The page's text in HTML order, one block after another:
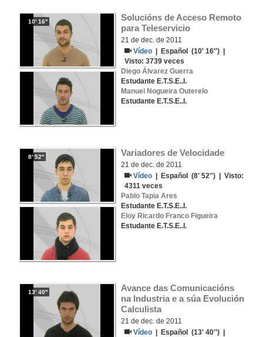
10' 16''
Solucións de Acceso Remoto
para Teleservicio
21 de dec. de 2011
Vídeo
Español
(10' 16'') |
Visto:3739 veces
Diego Álvarez Guerra
Estudante E.T.S.E..I.
Manuel Nogueira Outerelo
Estudante E.T.S.E..I.
8' 52'' Variadores de Velocidade
21 de dec. de 2011
Vídeo
Español
(8' 52'') | Visto:
4311 veces
Pablo Tapia Ares
Estudante E.T.S.E..I.
Eloy Ricardo Franco Figueira
Estudante E.T.S.E..I.
13' 40''
Avance das Comunicacións
na Industria e a súa Evolución
Calculista
21 de dec. de 2011
Vídeo
Español
(13' 40'') |